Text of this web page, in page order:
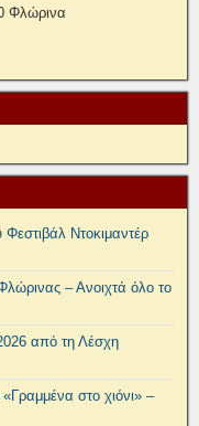
Φλώρινα
Φεστιβάλ Ντοκιμαντέρ
– Ανοιχτά όλο το
από τη Λέσχη
στο χιόνι» –